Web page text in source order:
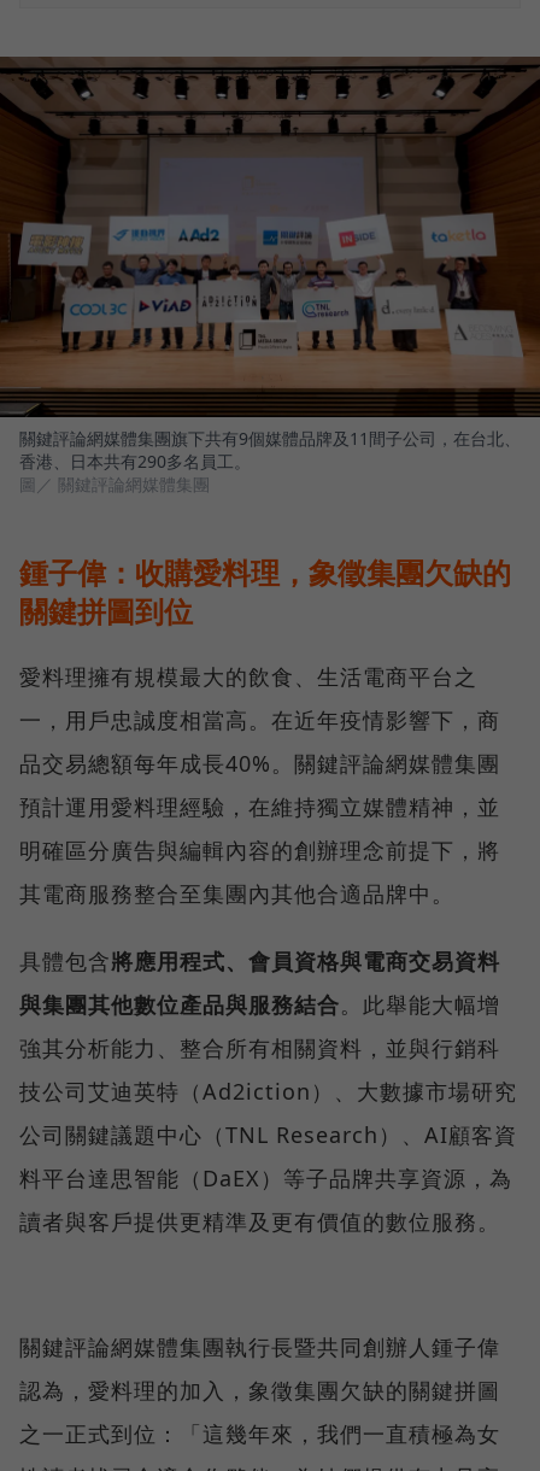
關鍵評論網媒體集團旗下共有9個媒體品牌及11間子公司，在台北、
香港、日本共有290多名員工。
圖／ 關鍵評論網媒體集團
鍾子偉：收購愛料理，象徵集團欠缺的
關鍵拼圖到位
愛料理擁有規模最大的飲食、生活電商平台之
一，用戶忠誠度相當高。在近年疫情影響下，商
品交易總額每年成長40%。關鍵評論網媒體集團
預計運用愛料理經驗，在維持獨立媒體精神，並
明確區分廣告與編輯內容的創辦理念前提下，將
其電商服務整合至集團內其他合適品牌中。
具體包含將應用程式、會員資格與電商交易資料
與集團其他數位產品與服務結合。此舉能大幅增
強其分析能力、整合所有相關資料，並與行銷科
技公司艾迪英特（Ad2iction）、大數據市場研究
公司關鍵議題中心（TNL Research）、AI顧客資
料平台達思智能（DaEX）等子品牌共享資源，為
讀者與客戶提供更精準及更有價值的數位服務。
關鍵評論網媒體集團執行長暨共同創辦人鍾子偉
認為，愛料理的加入，象徵集團欠缺的關鍵拼圖
之一正式到位：「這幾年來，我們一直積極為女